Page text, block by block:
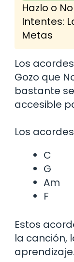
Hazlo o
Intentes:
Metas
Los
Gozo que
bastante
accesible
Los
C
G
Am
F
Estos
la canción,
aprendizaje.